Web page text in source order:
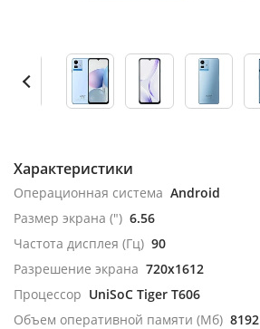
Характеристики
Операционная система Android
Размер экрана (") 6.56
Частота дисплея (Гц) 90
Разрешение экрана 720x1612
Процессор UniSoC Tiger T606
Объем оперативной памяти (Мб) 8192